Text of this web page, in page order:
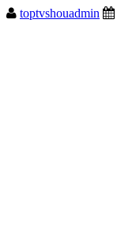
toptvshouadmin